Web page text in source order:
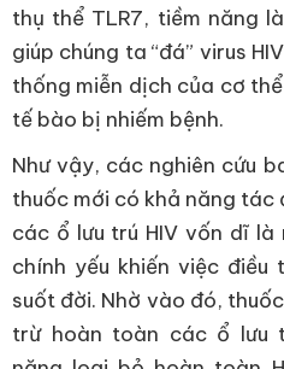
thụ thể TLR7, tiềm năng
giúp chúng ta “đá” virus
thống miễn dịch của cơ
tế bào bị nhiếm bệnh.
Như vậy, các nghiên cứu
thuốc mới có khả năng tác
các ổ lưu trú HIV vốn dĩ là
chính yếu khiến việc
suốt đời. Nhờ vào đó,
trừ hoàn toàn các ổ lưu